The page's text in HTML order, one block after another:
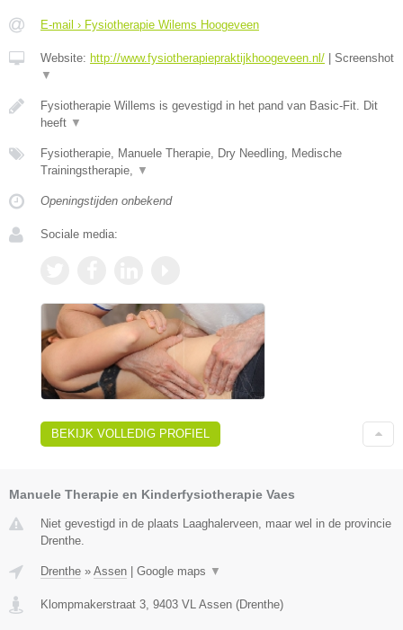
E-mail › Fysiotherapie Wilems Hoogeveen
Website: http://www.fysiotherapiepraktijkhoogeveen.nl/
Screenshot
▼
Fysiotherapie Willems is gevestigd in het pand van Basic-Fit. Dit
heeft ▼
Fysiotherapie, Manuele Therapie, Dry Needling, Medische
Trainingstherapie, ▼
Openingstijden onbekend
Sociale media:
BEKIJK VOLLEDIG PROFIEL
Manuele Therapie en Kinderfysiotherapie Vaes
Niet gevestigd in de plaats Laaghalerveen, maar wel in de provincie
Drenthe.
Drenthe » Assen Google maps ▼
Klompmakerstraat 3, 9403 VL Assen (Drenthe)